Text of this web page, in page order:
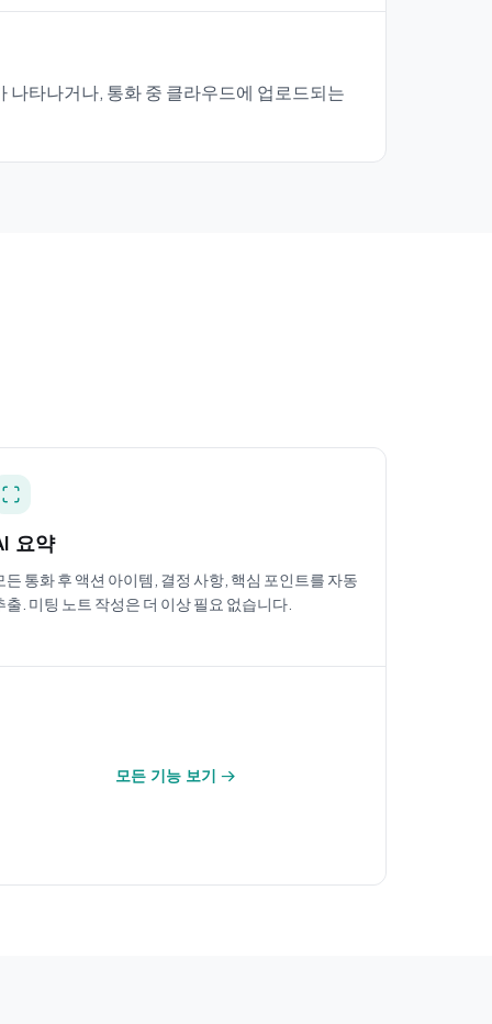
타나거나, 통화 중 클라우드에 업로드되는
요약
든 통화 후 액션 아이템, 결정 사항, 핵심 포인트를 자동
출. 미팅 노트 작성은 더 이상 필요 없습니다.
모든 기능 보기 →